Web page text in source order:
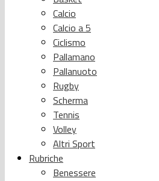
Calcio
Calcio a 5
Ciclismo
Pallamano
Pallanuoto
Rugby
Scherma
Tennis
Volley
Altri Sport
Rubriche
Benessere